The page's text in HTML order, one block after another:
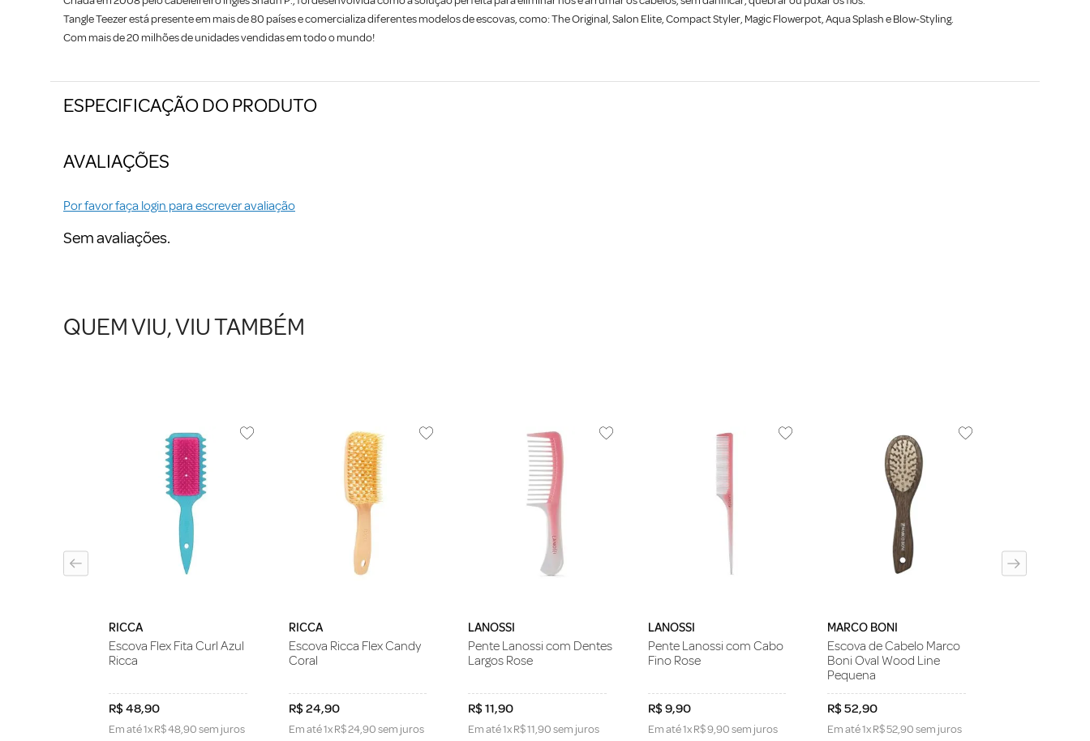
Tangle Teezer está presente em mais de 80 países e comercializa diferentes modelos de escovas, como: The Original, Salon Elite, Compact Styler, Magic Flowerpot, Aqua Splash e Blow-Styling.
Com mais de 20 milhões de unidades vendidas em todo o mundo!
ESPECIFICAÇÃO DO PRODUTO
AVALIAÇÕES
Por favor faça login para escrever avaliação
Sem avaliações.
QUEM VIU, VIU TAMBÉM
RICCA
Escova Flex Fita Curl Azul
Ricca
R$48,90
Em até1xR$48,90sem juros
RICCA
Escova Ricca Flex Candy
Coral
R$24,90
Em até1xR$24,90sem juros
LANOSSI
Pente Lanossi com Dentes
Largos Rose
R$11,90
Em até1xR$11,90sem juros
LANOSSI
Pente Lanossi com Cabo
Fino Rose
R$9,90
Em até1xR$9,90sem juros
MARCO BONI
Escova de Cabelo Marco
Boni Oval Wood Line
Pequena
R$52,90
Em até1xR$52,90sem juros